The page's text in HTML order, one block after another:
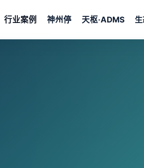
行业案例 神州停 天枢·ADMS